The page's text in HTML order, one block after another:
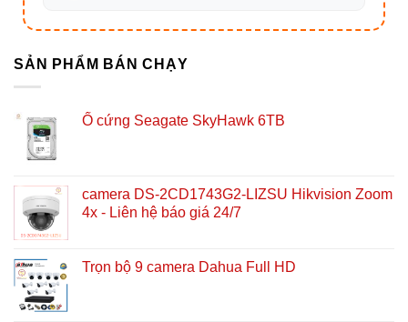
SẢN PHẨM BÁN CHẠY
Ổ cứng Seagate SkyHawk 6TB
camera DS-2CD1743G2-LIZSU Hikvision Zoom
4x - Liên hệ báo giá 24/7
Trọn bộ 9 camera Dahua Full HD